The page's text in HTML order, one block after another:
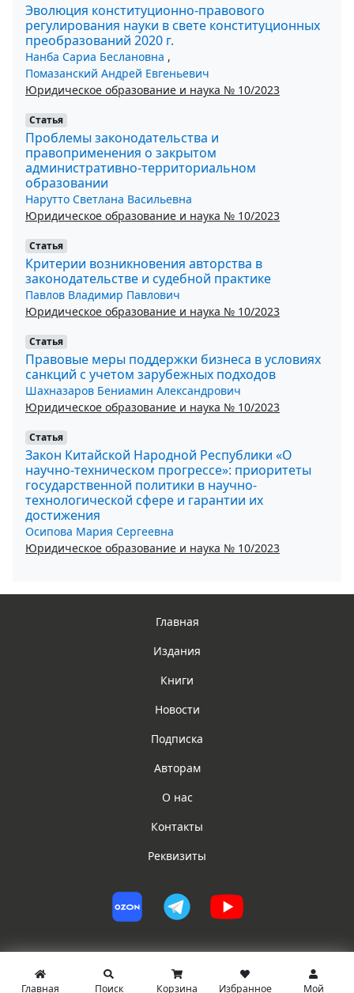
Эволюция конституционно-правового
регулирования науки в свете конституционных
преобразований 2020 г.
Нанба Сариа Беслановна ,
Помазанский Андрей Евгеньевич
Юридическое образование и наука № 10/2023
Статья
Проблемы законодательства и
правоприменения о закрытом
административно-территориальном
образовании
Нарутто Светлана Васильевна
Юридическое образование и наука № 10/2023
Статья
Критерии возникновения авторства в
законодательстве и судебной практике
Павлов Владимир Павлович
Юридическое образование и наука № 10/2023
Статья
Правовые меры поддержки бизнеса в условиях
санкций с учетом зарубежных подходов
Шахназаров Бениамин Александрович
Юридическое образование и наука № 10/2023
Статья
Закон Китайской Народной Республики «О
научно-техническом прогрессе»: приоритеты
государственной политики в научно-
технологической сфере и гарантии их
достижения
Осипова Мария Сергеевна
Юридическое образование и наука № 10/2023
Главная
Издания
Книги
Новости
Подписка
Авторам
О нас
Контакты
Реквизиты
© ИГ ЮРИСТ
Главная Поиск Корзина Избранное Мой